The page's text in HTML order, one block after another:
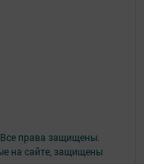
права защищены.
на сайте, защищены